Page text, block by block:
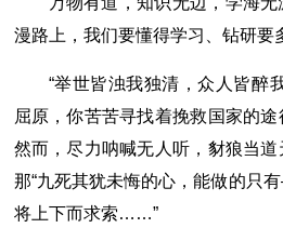
漫路上，我们要懂得学习、钻研要
“举世皆浊我独清，众人皆醉
屈原，你苦苦寻找着挽救国家的途
然而，尽力呐喊无人听，豺狼当
那“九死其犹未悔的心，能做的只
将上下而求索……”